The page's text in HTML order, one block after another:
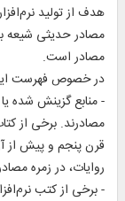
مصادر حدیثی شیعه
مصادر است.
در خصوص فهرست این
- منابع گزینش شده
مصادرند. برخی از
قرن پنجم و پیش از
روایات، در زمره